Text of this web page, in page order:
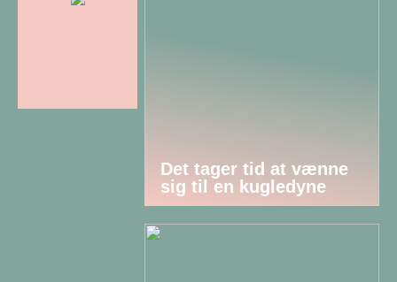
Det tager tid at vænne
sig til en kugledyne